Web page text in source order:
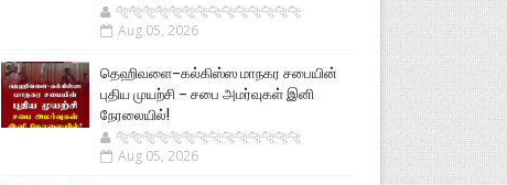
🐅🐅🐅🐅🐅🐅🐆🐆🐆🐆🐆🐆🐆🐆
Aug 05, 2026
தெஹிவளை–கல்கிஸ்ஸ மாநகர சபையின்
புதிய முயற்சி – சபை அமர்வுகள் இனி
நேரலையில்!
🐅🐅🐅🐅🐅🐅🐆🐆🐆🐆🐆🐆🐆🐆
Aug 05, 2026